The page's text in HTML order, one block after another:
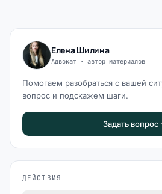
Елена Шилина
Адвокат · автор материалов
Помогаем разобраться с вашей
вопрос и подскажем шаги.
Задать вопрос
ДЕЙСТВИЯ